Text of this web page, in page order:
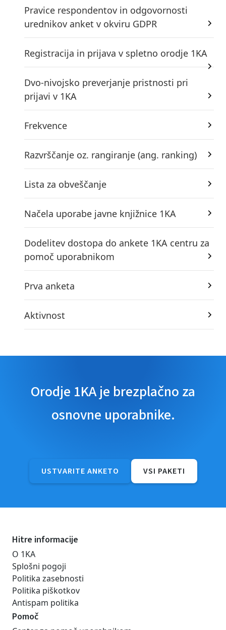
Pravice respondentov in odgovornosti
urednikov anket v okviru GDPR
Registracija in prijava v spletno orodje 1KA
Dvo-nivojsko preverjanje pristnosti pri
prijavi v 1KA
Frekvence
Razvrščanje oz. rangiranje (ang. ranking)
Lista za obveščanje
Načela uporabe javne knjižnice 1KA
Dodelitev dostopa do ankete 1KA centru za
pomoč uporabnikom
Prva anketa
Aktivnost
Orodje 1KA je brezplačno za
osnovne uporabnike.
USTVARITE ANKETO VSI PAKETI
Hitre informacije
O 1KA
Splošni pogoji
Politika zasebnosti
Politika piškotkov
Antispam politika
Pomoč